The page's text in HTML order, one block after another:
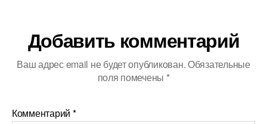
Добавить комментарий
Ваш адрес email не будет опубликован.Обязательные
поля помечены *
Комментарий *